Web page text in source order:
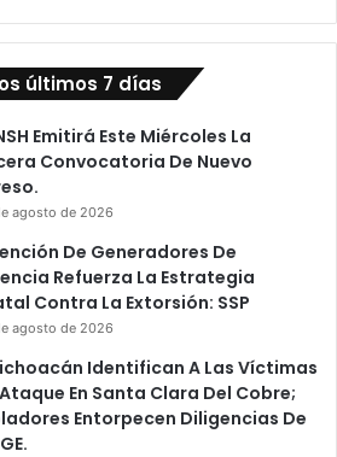
últimos 7 días
Emitirá Este Miércoles La
Convocatoria De Nuevo
agosto de 2026
De Generadores De
Refuerza La Estrategia
Contra La Extorsión: SSP
agosto de 2026
Identifican A Las Víctimas
En Santa Clara Del Cobre;
Entorpecen Diligencias De